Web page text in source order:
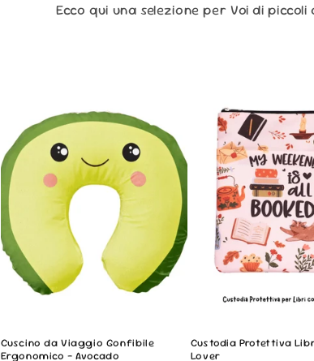
Ecco qui una selezione per Voi di
Cuscino da Viaggio Gonfibile
Ergonomico - Avocado
Custodia Protettiva
Lover